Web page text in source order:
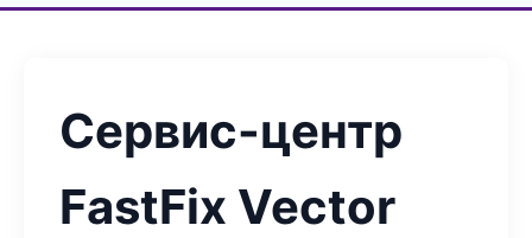
Сервис-центр
FastFix Vector